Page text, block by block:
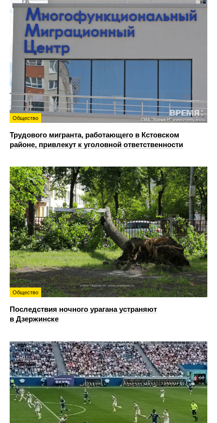
Общество
Трудового мигранта, работающего в Кстовском
районе, привлекут к уголовной ответственности
Общество
Последствия ночного урагана устраняют
в Дзержинске